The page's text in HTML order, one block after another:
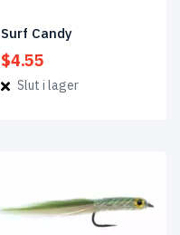
Surf Candy
$4.55
Slut i lager